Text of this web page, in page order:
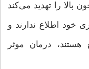
بالا را تهدید می‌کند
خود اطلاع ندارند و
درمان موثر